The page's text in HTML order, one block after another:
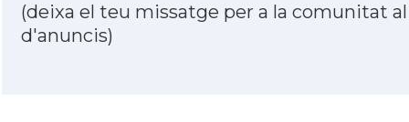
(deixa el teu missatge per a la comunitat
d'anuncis)